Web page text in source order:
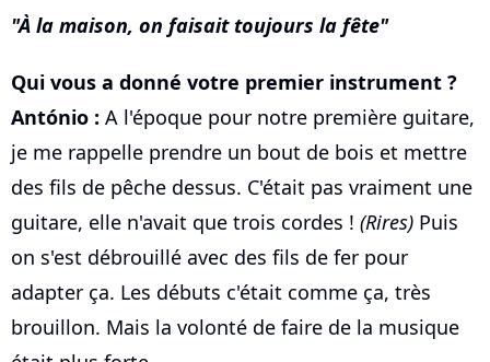
À la maison, on faisait toujours la fête
Qui vous a donné votre premier instrument ?
António : A l'époque pour notre première guitare,
je me rappelle prendre un bout de bois et mettre
des fils de pêche dessus. C'était pas vraiment une
guitare, elle n'avait que trois cordes ! (Rires) Puis
on s'est débrouillé avec des fils de fer pour
adapter ça. Les débuts c'était comme ça, très
brouillon. Mais la volonté de faire de la musique